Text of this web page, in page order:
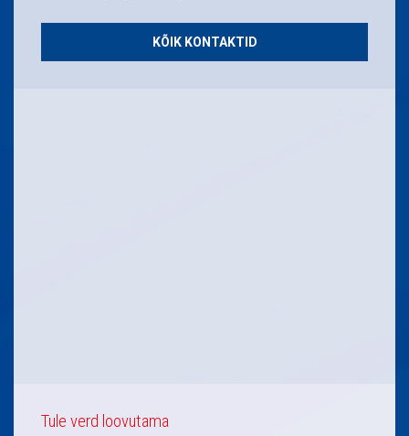
KÕIK KONTAKTID
Tule verd loovutama